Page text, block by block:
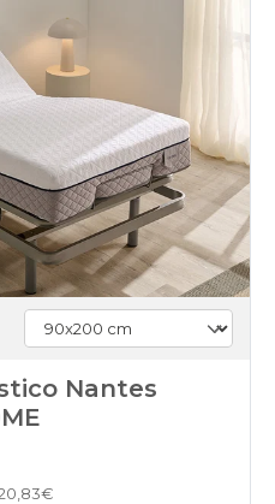
Nantes